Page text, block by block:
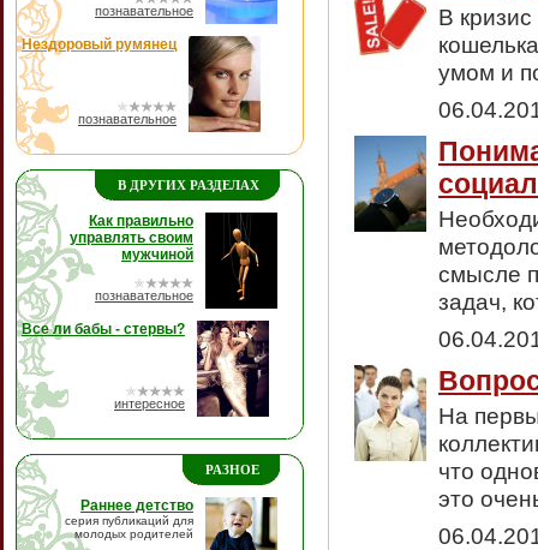
познавательное
Нездоровый румянец
познавательное
В ДРУГИХ РАЗДЕЛАХ
Как правильно
управлять своим
мужчиной
познавательное
Все ли бабы - стервы?
интересное
РАЗНОЕ
Раннее детство
серия публикаций для
молодых родителей
В
умом и
смысле
задач,
На
что
это